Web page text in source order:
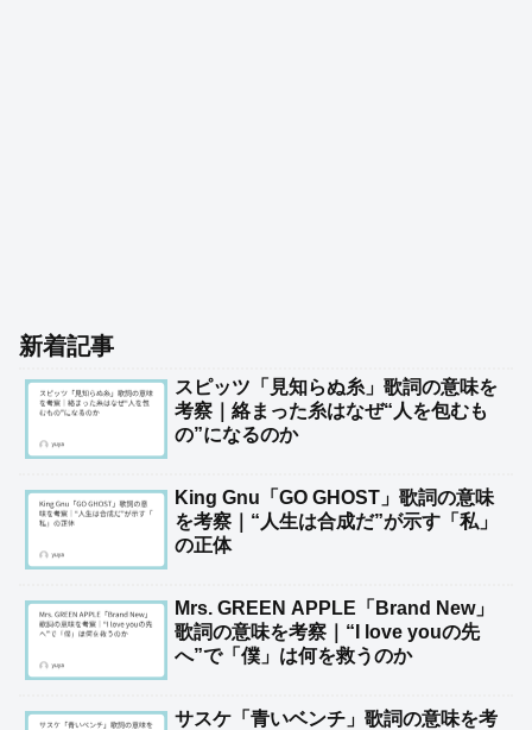
新着記事
スピッツ「見知らぬ糸」歌詞の意味を
考察｜絡まった糸はなぜ“人を包むも
の”になるのか
King Gnu「GO GHOST」歌詞の意味
を考察｜“人生は合成だ”が示す「私」
の正体
Mrs. GREEN APPLE「Brand New」
歌詞の意味を考察｜“I love youの先
へ”で「僕」は何を救うのか
サスケ「青いベンチ」歌詞の意味を考